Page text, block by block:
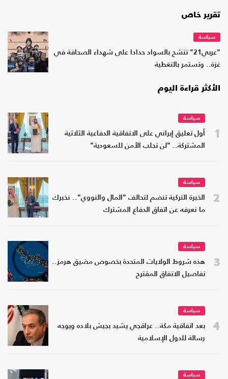
تقرير خاص
سياسة
"عربي21" تتشح بالسواد حدادا على شهداء الصحافة في
غزة.. وتستمر بالتغطية
الأكثر قراءة اليوم
1
سياسة
أول تعليق إيراني على الاتفاقية الدفاعية الثلاثية
المشتركة.. "لن تجلب الأمن للسعودية"
2
سياسة
الخبرة التركية تنضم لتحالف "المال والنووي".. نخبرك
ما نعرفه عن اتفاق الدفاع المشترك
3
سياسة
هذه شروط الولايات المتحدة بخصوص مضيق هرمز..
تفاصيل الاتفاق المقترح
4
سياسة
بعد اتفاقية مكة.. عراقجي يشيد بجيش بلاده ويوجه
رسالة للدول الإسلامية
سياسة